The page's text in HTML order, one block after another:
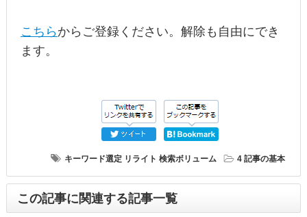
こちらからご登録ください。解除も自由にでき
ます。
キーワード選定 リライト 検索ボリューム 4 記事の基本
この記事に関連する記事一覧